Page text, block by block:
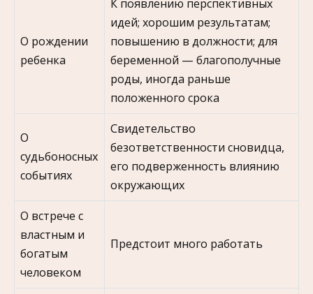
О рождении
ребенка
К появлению перспективных
идей; хорошим результатам;
повышению в должности; для
беременной — благополучные
роды, иногда раньше
положенного срока
О
судьбоносных
событиях
Свидетельство
безответственности сновидца,
его подверженность влиянию
окружающих
О встрече с
властным и
богатым
человеком
Предстоит много работать